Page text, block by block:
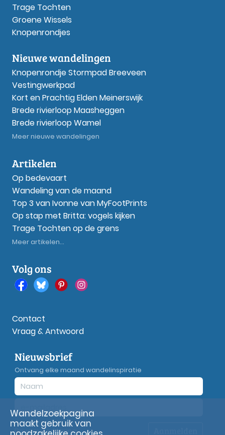
Trage Tochten
Groene Wissels
Knopenrondjes
Nieuwe wandelingen
Knopenrondje Stormpad Breeveen
Vestingwerkpad
Kort en Prachtig Elden Meinerswijk
Brede rivierloop Maasheggen
Brede rivierloop Wamel
Meer nieuwe wandelingen
Artikelen
Op bedevaart
Wandeling van de maand
Top 3 van Ivonne van MyFootPrints
Op stap met Britta: vogels kijken
Trage Tochten op de grens
Meer artikelen...
Volg ons
Contact
Vraag & Antwoord
Nieuwsbrief
Ontvang elke maand wandelinspiratie
Privacyverklaring
Wandelzoekpagina
maakt gebruik van